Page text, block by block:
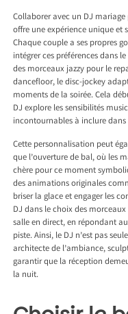
Collaborer avec un DJ
offre une expérience unique et
Chaque couple a ses propres
intégrer ces préférences dans
des morceaux jazzy pour le
dancefloor, le disc-jockey
moments de la soirée. Cela
DJ explore les sensibilités
incontournables à inclure dans
Cette personnalisation peut
que l’ouverture de bal, où les
chère pour ce moment
des animations originales
briser la glace et engager les
DJ dans le choix des
salle en direct, en répondant
piste. Ainsi, le DJ n’est pas
architecte de l’ambiance,
garantir que la réception
la nuit.